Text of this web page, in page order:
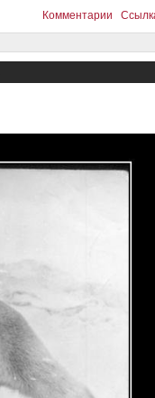
Комментарии